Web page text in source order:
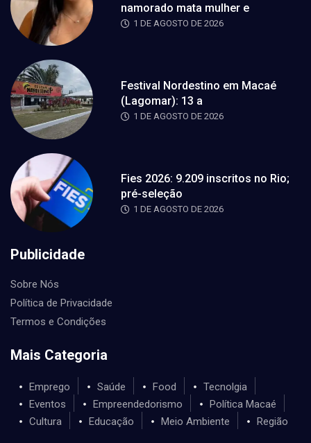
namorado mata mulher e
1 DE AGOSTO DE 2026
Festival Nordestino em Macaé
(Lagomar): 13 a
1 DE AGOSTO DE 2026
Fies 2026: 9.209 inscritos no Rio;
pré-seleção
1 DE AGOSTO DE 2026
Publicidade
Sobre Nós
Política de Privacidade
Termos e Condições
Mais Categoria
Emprego Saúde Food
Tecnolgia
Eventos
Empreendedorismo
Política Macaé
Cultura
Educação Meio Ambiente Região